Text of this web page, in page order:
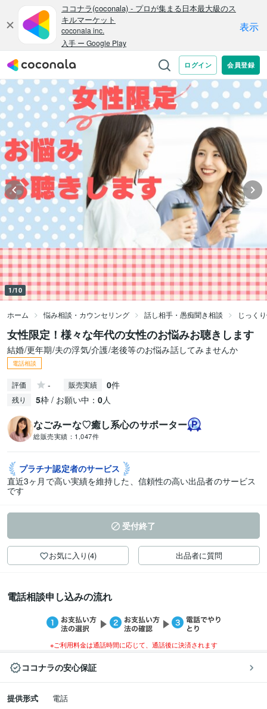
1/10
ホーム 悩み相談・カウンセリング 話し相手・愚痴聞き相談 じっく
女性限定！様々な年代の女性のお悩みお聴きします
結婚/更年期/夫の浮気/介護/老後等のお悩み話してみませんか
電話相談
評価 - 販売実績 0件
残り 5枠 / お願い中： 0人
なごみーな♡癒し系心のサポーター
総販売実績： 1,047件
プラチナ認定者のサービス
直近3ヶ月で高い実績を維持した、信頼性の高い出品者のサービス
です
受付終了
お気に入り(4) 出品者に質問
電話相談申し込みの流れ
※ご利用料金は通話時間に応じて、通話後に決済されます
ココナラの安心保証
提供形式
電話